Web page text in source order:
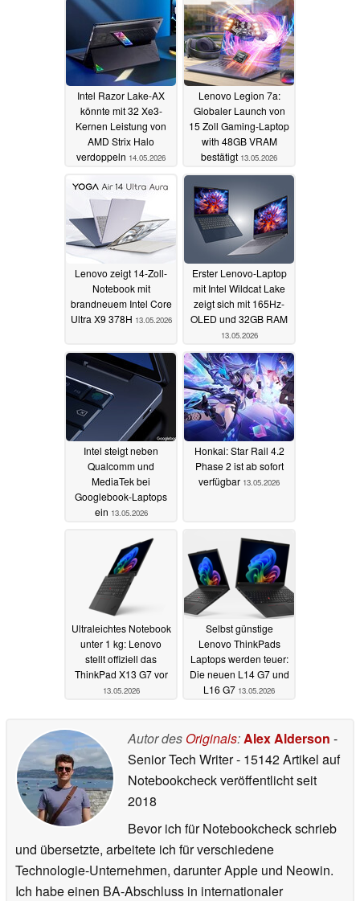
Intel Razor Lake-AX
könnte mit 32 Xe3-
Kernen Leistung von
AMD Strix Halo
verdoppeln 14.05.2026
Lenovo Legion 7a:
Globaler Launch von
15 Zoll Gaming-Laptop
with 48GB VRAM
bestätigt 13.05.2026
Lenovo zeigt 14-Zoll-
Notebook mit
brandneuem Intel Core
Ultra X9 378H 13.05.2026
Erster Lenovo-Laptop
mit Intel Wildcat Lake
zeigt sich mit 165Hz-
OLED und 32GB RAM
13.05.2026
Intel steigt neben
Qualcomm und
MediaTek bei
Googlebook-Laptops
ein 13.05.2026
Honkai: Star Rail 4.2
Phase 2 ist ab sofort
verfügbar 13.05.2026
Ultraleichtes Notebook
unter 1 kg: Lenovo
stellt offiziell das
ThinkPad X13 G7 vor
13.05.2026
Selbst günstige
Lenovo ThinkPads
Laptops werden teuer:
Die neuen L14 G7 und
L16 G7 13.05.2026
Autor des Originals:Alex Alderson -
Senior Tech Writer- 15142 Artikel auf
Notebookcheck veröffentlichtseit
2018
Bevor ich für Notebookcheck schrieb
und übersetzte, arbeitete ich für verschiedene
Technologie-Unternehmen, darunter Apple und Neowin.
Ich habe einen BA-Abschluss in internationaler